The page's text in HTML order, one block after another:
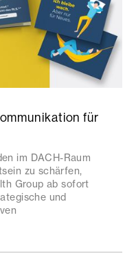
für
im DACH-Raum
zu schärfen,
Group ab sofort
und